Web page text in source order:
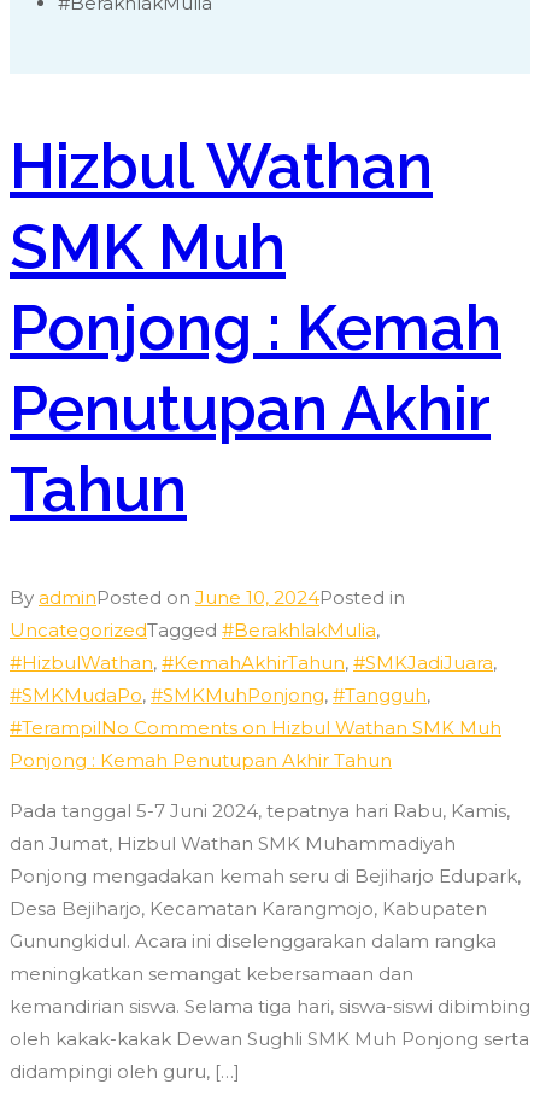
Hizbul Wathan
SMK Muh
Ponjong : Kemah
Penutupan Akhir
Tahun
By adminPosted on June 10, 2024Posted in
UncategorizedTagged #BerakhlakMulia,
#HizbulWathan, #KemahAkhirTahun, #SMKJadiJuara,
#SMKMudaPo, #SMKMuhPonjong, #Tangguh,
#TerampilNo Comments on Hizbul Wathan SMK Muh
Ponjong : Kemah Penutupan Akhir Tahun
Pada tanggal 5-7 Juni 2024, tepatnya hari Rabu, Kamis,
dan Jumat, Hizbul Wathan SMK Muhammadiyah
Ponjong mengadakan kemah seru di Bejiharjo Edupark,
Desa Bejiharjo, Kecamatan Karangmojo, Kabupaten
Gunungkidul. Acara ini diselenggarakan dalam rangka
meningkatkan semangat kebersamaan dan
kemandirian siswa. Selama tiga hari, siswa-siswi dibimbing
oleh kakak-kakak Dewan Sughli SMK Muh Ponjong serta
didampingi oleh guru, […]